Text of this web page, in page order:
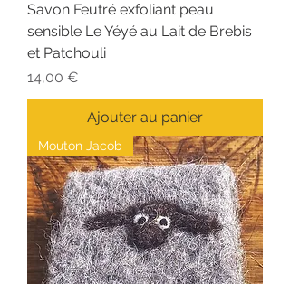
Savon Feutré exfoliant peau
sensible Le Yéyé au Lait de Brebis
et Patchouli
Prix
14,00 €
Ajouter au panier
Mouton Jacob